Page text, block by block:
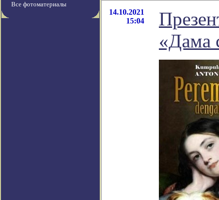
Все фотоматериалы
14.10.2021
15:04
«Дама